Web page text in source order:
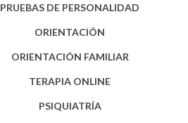
PRUEBAS DE PERSONALIDAD
ORIENTACIÓN
ORIENTACIÓN FAMILIAR
TERAPIA ONLINE
PSIQUIATRÍA